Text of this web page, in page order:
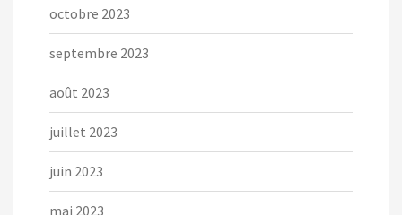
octobre 2023
septembre 2023
août 2023
juillet 2023
juin 2023
mai 2023